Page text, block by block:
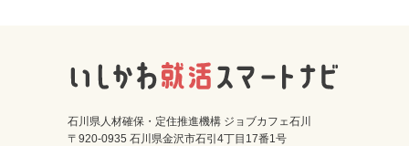
ログイン 会員登録
石川県人材確保・定住推進機構 ジョブカフェ石川
〒920-0935 石川県金沢市石引4丁目17番1号